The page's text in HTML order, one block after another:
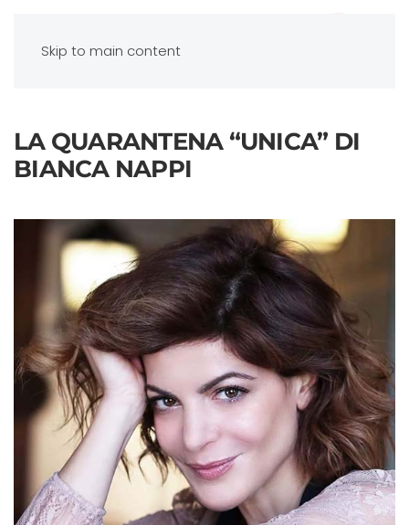
Skip to main content
LA QUARANTENA “UNICA” DI
BIANCA NAPPI